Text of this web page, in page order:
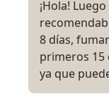
¡Hola!
8 días,
primeros
ya que